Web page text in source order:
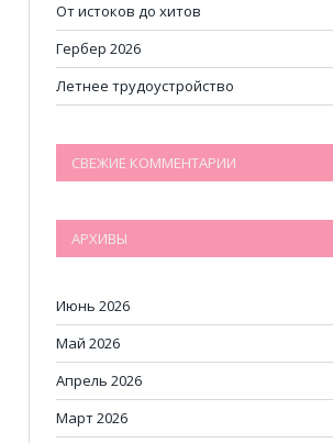
От истоков до хитов
Гербер 2026
Летнее трудоустройство
СВЕЖИЕ КОММЕНТАРИИ
АРХИВЫ
Июнь 2026
Май 2026
Апрель 2026
Март 2026